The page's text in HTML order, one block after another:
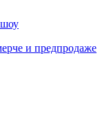
и предпродаже